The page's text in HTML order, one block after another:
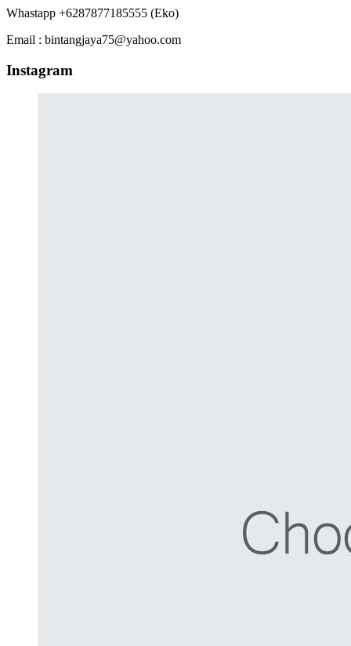
Whastapp +6287877185555 (Eko)
Email : bintangjaya75@yahoo.com
Instagram